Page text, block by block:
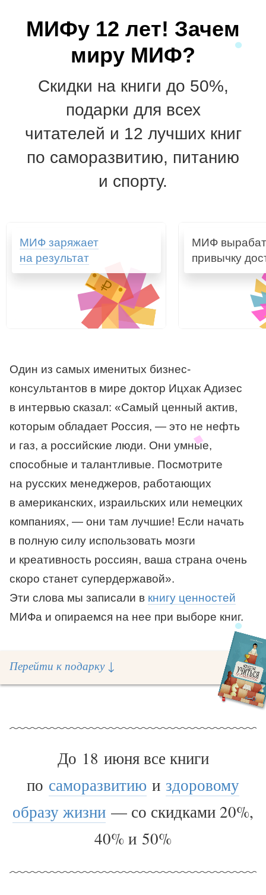
МИФу 12 лет! Зачем
миру МИФ?
Скидки на книги до 50%,
подарки для всех
читателей и 12 лучших книг
по саморазвитию, питанию
и спорту.
МИФ заряжает
на результат
МИФ
привычку
Один из самых именитых бизнес-
консультантов в мире доктор Ицхак Адизес
в интервью сказал: «Самый ценный актив,
которым обладает Россия, — это не нефть
и газ, а российские люди. Они умные,
способные и талантливые. Посмотрите
на русских менеджеров, работающих
в американских, израильских или немецких
компаниях, — они там лучшие! Если начать
в полную силу использовать мозги
и креативность россиян, ваша страна очень
скоро станет супердержавой».
Эти слова мы записали в книгу ценностей
МИФа и опираемся на нее при выборе книг.
Перейти к подарку ↓
До 18 июня все книги
по саморазвитию и здоровому
образужизни — со скидками 20%,
40% и 50%